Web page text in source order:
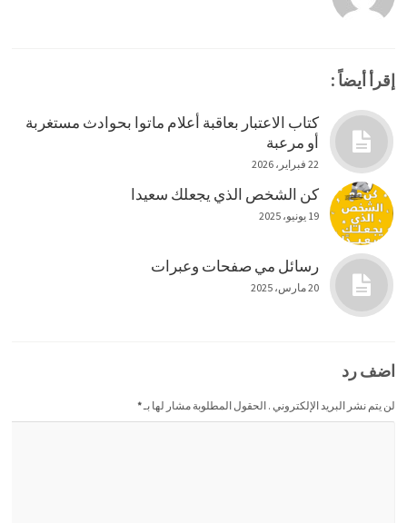
إقرأ أيضاً :
كتاب الاعتبار بعاقبة أعلام ماتوا بحوادث مستغربة
أو مرعبة
22 فبراير، 2026
كن الشخص الذي يجعلك سعيدا
19 يونيو، 2025
رسائل مي صفحات وعبرات
20 مارس، 2025
اضف رد
لن يتم نشر البريد الإلكتروني . الحقول المطلوبة مشار لها بـ*